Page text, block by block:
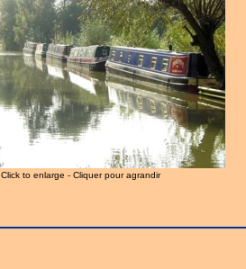
Click to enlarge - Cliquer pour agrandir